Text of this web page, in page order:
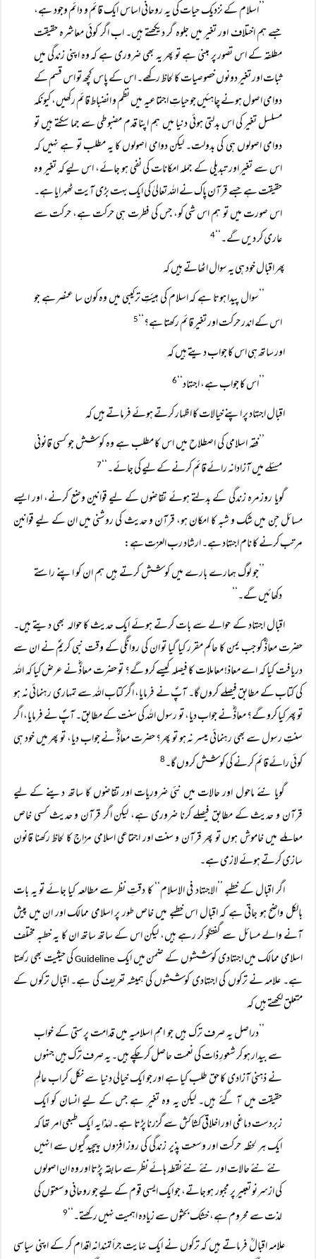
’’اسلام کے نزدیک حیات کی یہ روحانی اساس ایک قائم و دائم وجود ہے،
جسے ہم اختلاف اور تغیر میں جلوہ گر دیکھتے ہیں۔ اب اگر کوئی معاشرہ حقیقت
مطلقہ کے اس تصور پر مبنی ہے تو پھر یہ بھی ضروری ہے کہ وہ اپنی زندگی میں
ثبات اور تغیر دونوں خصوصیات کا لحاظ رکھے۔ اس کے پاس کچھ تو اس قسم کے
دوامی اصول ہونے چاہئیں جو حیاتِ اجتماعیہ میں نظم و انضباط قائم رکھیں، کیونکہ
مسلسل تغیر کی اس بدلتی ہوئی دنیا میں ہم اپنا قدم مضبوطی سے جما سکتے ہیں تو
دوامی اصولوں ہی کی بدولت۔ لیکن دوامی اصولوں کا یہ مطلب تو ہے نہیں کہ
اس سے تغیر اور تبدیلی کے جملہ امکانات کی نفی ہو جائے، اس لیے کہ تغیر وہ
حقیقت ہے جسے قرآن پاک نے اللہ تعالیٰ کی ایک بہت بڑی آیت ٹھہرایا ہے۔
اس صورت میں تو ہم اس شی کو، جس کی فطرت ہی حرکت ہے، حرکت سے
عاری کر دیں گے۔‘‘
4
پھر اقبال خود ہی یہ سوال اٹھاتے ہیں کہ
’’سوال پیدا ہوتا ہے کہ اسلام کی ہیئتِ ترکیبی میں وہ کون سا عنصر ہے جو
اس کے اندر حرکت اور تغیر قائم رکھتا ہے؟‘‘
5
اور ساتھ ہی اس کا جواب دیتے ہیں کہ
’’اس کا جواب ہے، اجتہاد‘‘
6
اقبال اجتہاد پر اپنے خیالات کا اظہار کرتے ہوئے فرماتے ہیں کہ
’’فقہ اسلامی کی اصطلاح میں اس کا مطلب ہے وہ کوشش جو کسی قانونی
مسئلے میں آزادانہ رائے قائم کرنے کے لیے کی جائے۔‘‘
7
گویا روزمرہ زندگی کے بدلتے ہوئے تقاضوں کے لیے قوانین وضع کرنے، اور ایسے
مسائل جن میں شک و شبہ کا امکان ہو، قرآن و حدیث کی روشنی میں ان کے لیے قوانین
مرتب کرنے کا نام اجتہاد ہے۔ ارشاد رب العزت ہے:
’’جو لوگ ہمارے بارے میں کوشش کرتے ہیں ہم ان کو اپنے راستے
دکھائیں گے۔‘‘
اقبال اجتہاد کے حوالے سے بات کرتے ہوئے ایک حدیث کا حوالہ بھی دیتے ہیں۔
حضرت معاذؓ کو جب یمن کا حاکم مقرر کیا گیا تو ان کی روانگی کے وقت نبی کریمؐ نے ان سے
دریافت کیا کہ اے معاذ! معاملات کا فیصلہ کیسے کرو گے؟ تو حضرت معاذؓ نے عرض کیا کہ اللہ
کی کتاب کے مطابق فیصلے کروں گا۔ آپؐ نے فرمایا، اگر کتاب اللہ سے تمہاری رہنمائی نہ ہو
تو پھر کیا کرو گے؟ معاذؓ نے جواب دیا، تو رسول اللہ کی سنت کے مطابق۔ آپؐ نے فرمایا، اگر
سنتِ رسول سے بھی رہنمائی میسر نہ ہو تو پھر؟ حضرت معاذؓ نے جواب دیا، تو پھر میں خود ہی
کوئی رائے قائم کرنے کی کوشش کروں گا۔8
گویا نئے ماحول اور حالات میں نئی ضروریات اور تقاضوں کا ساتھ دینے کے لیے
قرآن و حدیث کے مطابق فیصلے کرنا ضروری ہے، لیکن اگر قرآن و حدیث کسی خاص
معاملے میں خاموش ہوں تو پھر قرآن و سنت اور اجتماعی اسلامی مزاج کا لحاظ رکھنا قانون
سازی کرتے ہوئے لازمی ہے۔
اگر اقبال کے خطبے ’’الاجتہاد فی الاسلام‘‘ کا دقتِ نظر سے مطالعہ کیا جائے تو یہ بات
بالکل واضح ہو جاتی ہے کہ اقبال اس خطبے میں خاص طور پر اسلامی ممالک اور ان میں پیش
آنے والے مسائل سے گفتگو کر رہے ہیں، لیکن اس کے ساتھ ساتھ ان کا یہ خطبہ مختلف
اسلامی ممالک میں اجتہادی کوششوں کے ضمن میں ایک
کی حیثیت بھی رکھتا
ہے۔ علامہ نے ترکوں کی اجتہادی کوششوں کی ہمیشہ تعریف کی ہے۔ اقبال ترکوں کے
متعلق لکھتے ہیں کہ
’’دراصل یہ صرف ترک ہیں جو اممِ اسلامیہ میں قدامت پرستی کے خواب
سے بیدار ہو کر شعورِ ذات کی نعمت حاصل کر چکے ہیں۔ یہ صرف ترک ہیں جنہوں
نے ذہنی آزادی کا حق طلب کیا ہے اور جو ایک خیالی دنیا سے نکل کر اب عالمِ
حقیقت میں آ گئے ہیں۔ لیکن یہ وہ تغیر ہے جس کے لیے انسان کو ایک
زبردست دماغی اور اخلاقی کشاکش سے گزرنا پڑتا ہے۔ لہٰذا یہ ایک طبعی امر تھا کہ
ایک ہر لحظہ حرکت اور وسعت پذیر زندگی کی روز افزوں پیچیدگیوں سے انہیں
نئے نئے حالات اور نئے نئے نقطہ ہائے نظر سے سابقہ پڑتا اور وہ ان اصولوں
کی ازسرنو تعبیر پر مجبور ہو جاتے، جو ایک ایسی قوم کے لیے جو روحانی وسعتوں کی
لذت سے محروم ہے، خشک بحثوں سے زیادہ اہمیت نہیں رکھتے۔‘‘
9
علامہ اقبالؒ فرماتے ہیں کہ ترکوں نے ایک نہایت جرأتمندانہ اقدام کر کے اپنی سیاسی